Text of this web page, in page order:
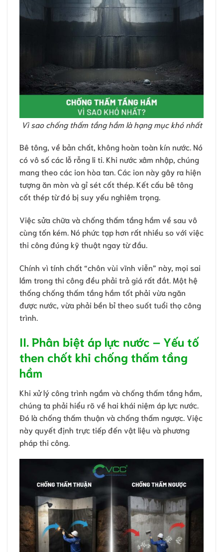
Vì sao chống thấm tầng hầm là hạng mục khó nhất
Bê tông, về bản chất, không hoàn toàn kín nước. Nó
có vô số các lỗ rỗng li ti. Khi nước xâm nhập, chúng
mang theo các ion hòa tan. Các ion này gây ra hiện
tượng ăn mòn và gỉ sét cốt thép. Kết cấu bê tông
cốt thép từ đó bị suy yếu nghiêm trọng.
Việc sửa chữa và chống thấm tầng hầm về sau vô
cùng tốn kém. Nó phức tạp hơn rất nhiều so với việc
thi công đúng kỹ thuật ngay từ đầu.
Chính vì tính chất “chôn vùi vĩnh viễn” này, mọi sai
lầm trong thi công đều phải trả giá rất đắt. Một hệ
thống chống thấm tầng hầm tốt phải vừa ngăn
được nước, vừa phải bền bỉ theo suốt tuổi thọ công
trình.
II. Phân biệt áp lực nước – Yếu tố
then chốt khi chống thấm tầng
hầm
Khi xử lý công trình ngầm và chống thấm tầng hầm,
chúng ta phải hiểu rõ về hai khái niệm áp lực nước.
Đó là chống thấm thuận và chống thấm ngược. Việc
này quyết định trực tiếp đến vật liệu và phương
pháp thi công.